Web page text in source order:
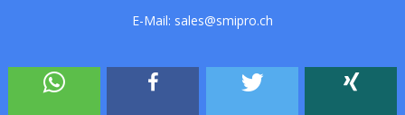
E-Mail: sales@smipro.ch